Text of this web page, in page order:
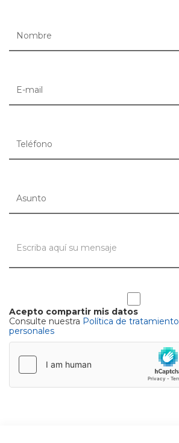
Acepto compartir mis datos
Consulte nuestra Política de
personales